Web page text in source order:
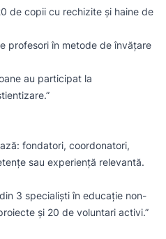
copii cu rechizite și haine de
în metode de învățare
au participat la
fondatori, coordonatori,
sau experiență relevantă.
3 specialiști în educație non-
și 20 de voluntari activi.”